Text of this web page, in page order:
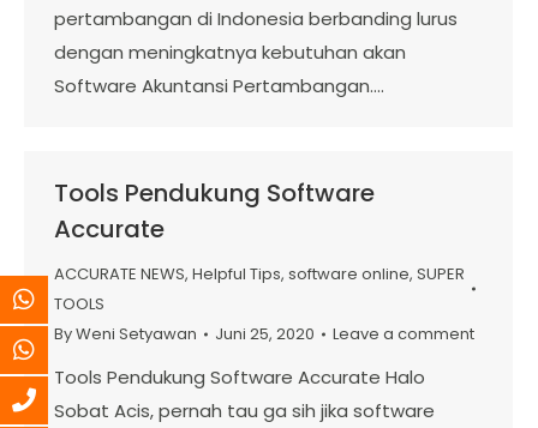
pertambangan di Indonesia berbanding lurus
dengan meningkatnya kebutuhan akan
Software Akuntansi Pertambangan.…
Tools Pendukung Software
Accurate
ACCURATE NEWS, Helpful Tips, software online, SUPER
TOOLS
ByWeni Setyawan Juni 25, 2020 Leave a comment
Tools Pendukung Software Accurate Halo
Sobat Acis, pernah tau ga sih jika software